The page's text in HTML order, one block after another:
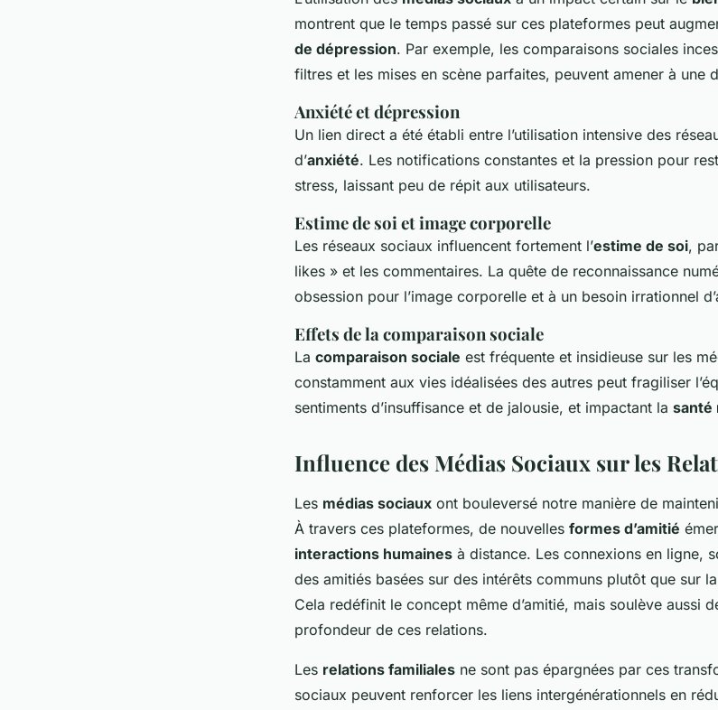
montrent que le temps passé sur ces plateformes peut
de dépression. Par exemple, les comparaisons sociales
filtres et les mises en scène parfaites, peuvent amener à une
Anxiété et dépression
Un lien direct a été établi entre l’utilisation intensive des
d’anxiété. Les notifications constantes et la pression pour
stress, laissant peu de répit aux utilisateurs.
Estime de soi et image corporelle
Les réseaux sociaux influencent fortement l’estime de soi,
likes » et les commentaires. La quête de reconnaissance
obsession pour l’image corporelle et à un besoin irrationnel
Effets de la comparaison sociale
La comparaison sociale est fréquente et insidieuse sur les
constamment aux vies idéalisées des autres peut fragiliser
sentiments d’insuffisance et de jalousie, et impactant la santé
Influence des Médias Sociaux sur les
Les médias sociaux ont bouleversé notre manière de
À travers ces plateformes, de nouvelles formes d’amitié
interactions humaines à distance. Les connexions en ligne,
des amitiés basées sur des intérêts communs plutôt que sur
Cela redéfinit le concept même d’amitié, mais soulève aussi
profondeur de ces relations.
Les relations familiales ne sont pas épargnées par ces
sociaux peuvent renforcer les liens intergénérationnels en